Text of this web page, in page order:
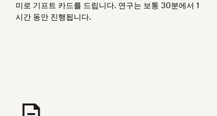
미로 기프트 카드를 드립니다. 연구는 보통 30분에서 1
시간 동안 진행됩니다.